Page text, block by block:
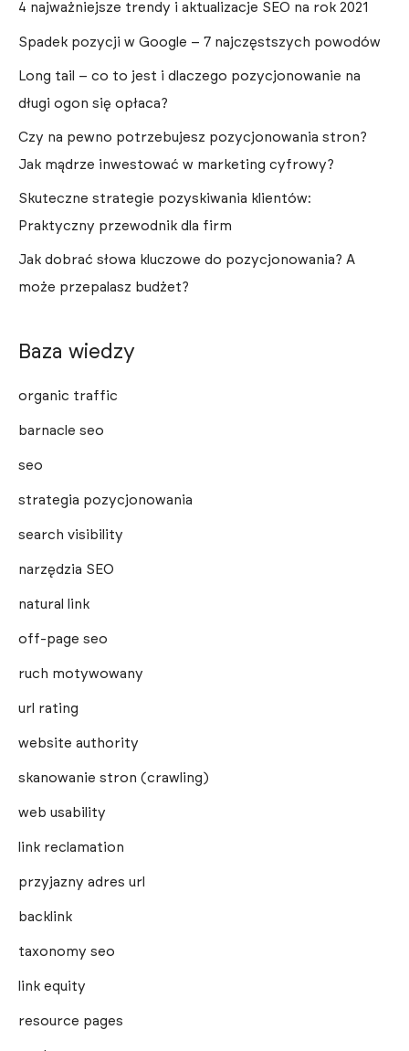
4 najważniejsze trendy i aktualizacje SEO na rok 2021
Spadek pozycji w Google – 7 najczęstszych powodów
Long tail – co to jest i dlaczego pozycjonowanie na
długi ogon się opłaca?
Czy na pewno potrzebujesz pozycjonowania stron?
Jak mądrze inwestować w marketing cyfrowy?
Skuteczne strategie pozyskiwania klientów:
Praktyczny przewodnik dla firm
Jak dobrać słowa kluczowe do pozycjonowania? A
może przepalasz budżet?
Baza wiedzy
organic traffic
barnacle seo
seo
strategia pozycjonowania
search visibility
narzędzia SEO
natural link
off-page seo
ruch motywowany
url rating
website authority
skanowanie stron (crawling)
web usability
link reclamation
przyjazny adres url
backlink
taxonomy seo
link equity
resource pages